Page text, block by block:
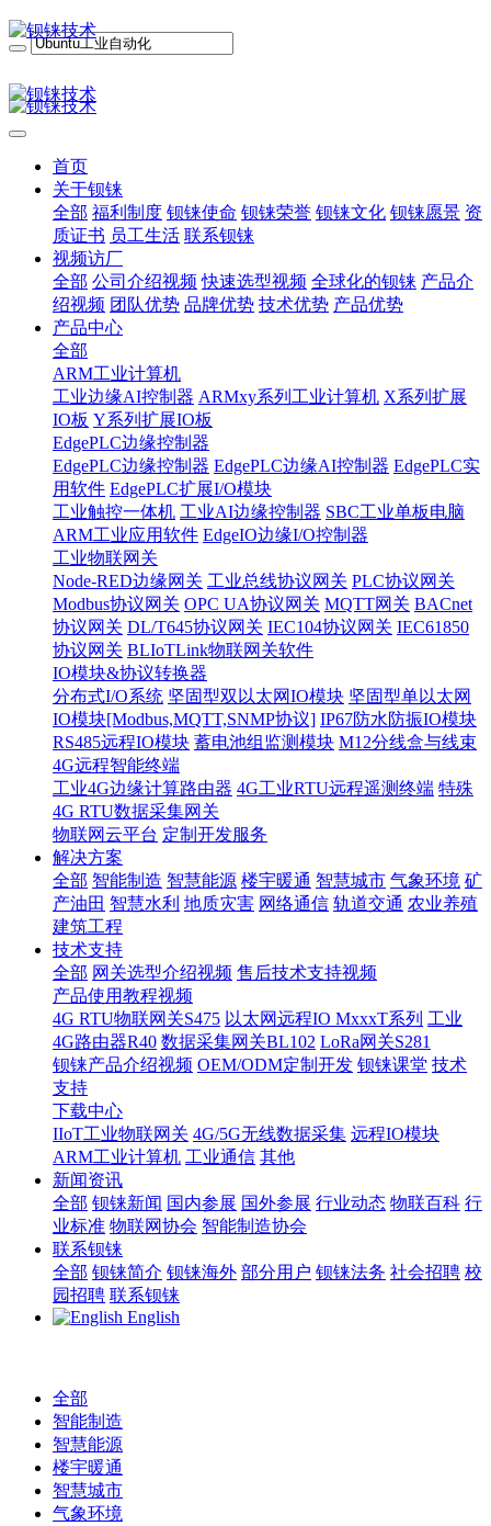
首页
关于钡铼
全部 福利制度 钡铼使命 钡铼荣誉 钡铼文化 钡铼愿景 资
质证书 员工生活 联系钡铼
视频访厂
全部 公司介绍视频 快速选型视频 全球化的钡铼 产品介
绍视频 团队优势 品牌优势 技术优势 产品优势
产品中心
全部
ARM工业计算机
工业边缘AI控制器 ARMxy系列工业计算机 X系列扩展
IO板 Y系列扩展IO板
EdgePLC边缘控制器
EdgePLC边缘控制器 EdgePLC边缘AI控制器 EdgePLC实
用软件 EdgePLC扩展I/O模块
工业触控一体机 工业AI边缘控制器 SBC工业单板电脑
ARM工业应用软件 EdgeIO边缘I/O控制器
工业物联网关
Node-RED边缘网关 工业总线协议网关 PLC协议网关
Modbus协议网关 OPC UA协议网关 MQTT网关 BACnet
协议网关 DL/T645协议网关 IEC104协议网关 IEC61850
协议网关 BLIoTLink物联网关软件
IO模块&协议转换器
分布式I/O系统 坚固型双以太网IO模块 坚固型单以太网
IO模块[Modbus,MQTT,SNMP协议] IP67防水防振IO模块
RS485远程IO模块 蓄电池组监测模块 M12分线盒与线束
4G远程智能终端
工业4G边缘计算路由器 4G工业RTU远程遥测终端 特殊
4G RTU数据采集网关
物联网云平台 定制开发服务
解决方案
全部 智能制造 智慧能源 楼宇暖通 智慧城市 气象环境 矿
产油田 智慧水利 地质灾害 网络通信 轨道交通 农业养殖
建筑工程
技术支持
全部 网关选型介绍视频 售后技术支持视频
产品使用教程视频
4G RTU物联网关S475 以太网远程IO MxxxT系列 工业
4G路由器R40 数据采集网关BL102 LoRa网关S281
钡铼产品介绍视频 OEM/ODM定制开发 钡铼课堂 技术
支持
下载中心
IIoT工业物联网关 4G/5G无线数据采集 远程IO模块
ARM工业计算机 工业通信 其他
新闻资讯
全部 钡铼新闻 国内参展 国外参展 行业动态 物联百科 行
业标准 物联网协会 智能制造协会
联系钡铼
全部 钡铼简介 钡铼海外 部分用户 钡铼法务 社会招聘 校
园招聘 联系钡铼
English
全部
智能制造
智慧能源
楼宇暖通
智慧城市
气象环境